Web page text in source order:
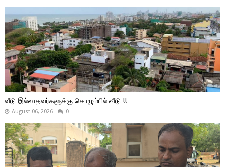
வீடு இல்லாதவர்களுக்கு கொழும்பில் வீடு !!
August 06, 2026 0